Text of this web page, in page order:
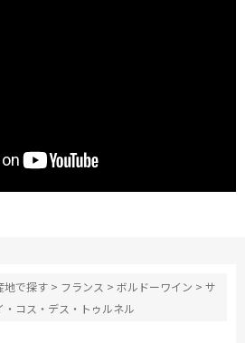
地で探す > フランス >ボルドーワイン >サ
・コス・デス・トゥルネル